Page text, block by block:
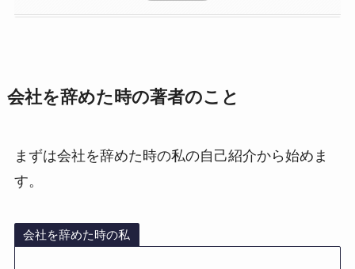
会社を辞めた時の著者のこと
まずは会社を辞めた時の私の自己紹介から始めま
す。
会社を辞めた時の私